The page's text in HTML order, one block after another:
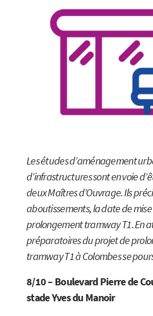
Les études d’aménagement
d’infrastructures sont en voie
deux Maîtres d’Ouvrage. Ils
aboutissements, la date de
prolongement tramway T1. En
préparatoires du projet de
tramway T1 à Colombes se
8/10 – Boulevard Pierre de
stade Yves du Manoir